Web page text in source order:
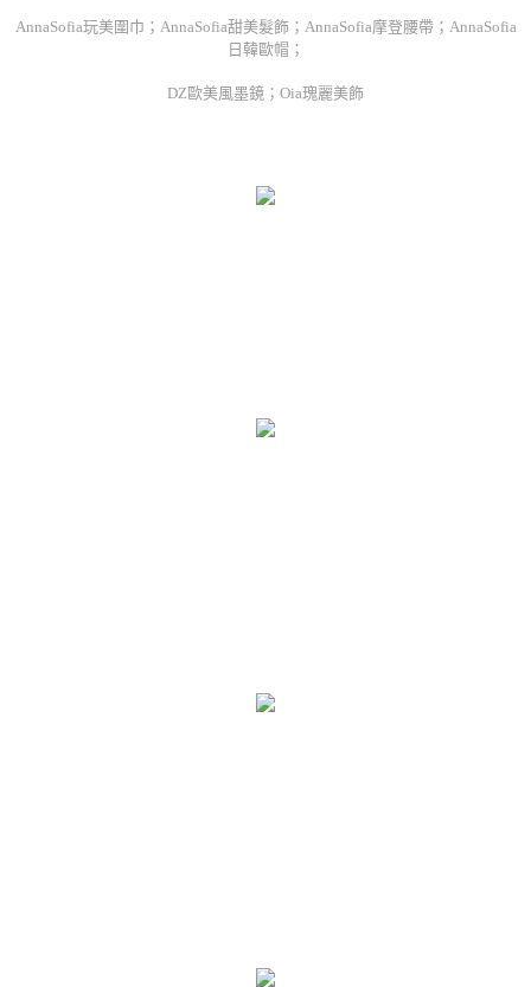
AnnaSofia玩美圍巾；AnnaSofia甜美髮飾；AnnaSofia摩登腰帶；AnnaSofia
日韓歐帽；
DZ歐美風墨鏡；Oia瑰麗美飾